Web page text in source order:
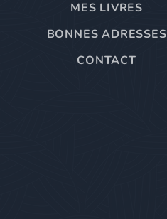
MES LIVRES
BONNES ADRESSES
CONTACT